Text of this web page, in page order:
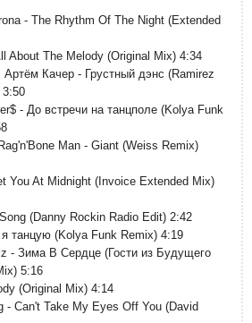
- The Rhythm Of The Night (Extended
About The Melody (Original Mix) 4:34
Качер - Грустный дэнс (Ramirez
- До встречи на танцполе (Kolya Funk
Man - Giant (Weiss Remix)
You At Midnight (Invoice Extended Mix)
(Danny Rockin Radio Edit) 2:42
танцую (Kolya Funk Remix) 4:19
- Зима В Сердце (Гости из Будущего
5:16
(Original Mix) 4:14
- Can't Take My Eyes Off You (David